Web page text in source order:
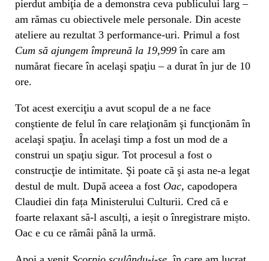
pierdut ambiţia de a demonstra ceva publicului larg –
am rămas cu obiectivele mele personale. Din aceste
ateliere au rezultat 3 performance-uri. Primul a fost
Cum să ajungem împreună la 19,999în care am
numărat fiecare în acelaşi spaţiu – a durat în jur de 10
ore.
Tot acest exerciţiu a avut scopul de a ne face
conştiente de felul în care relaţionăm şi funcţionăm în
acelaşi spaţiu. În acelaşi timp a fost un mod de a
construi un spaţiu sigur. Tot procesul a fost o
construcţie de intimitate. Şi poate că şi asta ne-a legat
destul de mult. După aceea a fost Oac, capodopera
Claudiei din fața Ministerului Culturii. Cred că e
foarte relaxant să-l asculți, a ieșit o înregistrare mișto.
Oac e cu ce rămâi până la urmă.